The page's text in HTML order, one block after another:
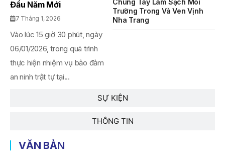
SỰ KIỆN
THÔNG TIN
Đầu Năm Mới
7 Tháng 1, 2026
Vào lúc 15 giờ 30 phút, ngày
06/01/2026, trong quá trình
thực hiện nhiệm vụ bảo đảm
an ninh trật tự tại...
Chung Tay Làm Sạch Môi
Trường Trong Và Ven Vịnh
Nha Trang
VĂN BẢN
Chức Đấu Giá Tài Sản Đối Với Mô Tô Nước Cứu Hộ VNT 01
THÔNG BÁO Số 706/TB-VNT: Kết Quả Lựa Chọn Đơn Vị Tổ
Chức Đấu Giá Tài Sản Đối Với Ca Nô 200CV VNT 02 Biển
Số KH-0387
Thông Báo Số 641/TB-VNT Ngày 18/05/2026 Của Ban
NỘI QUY BẾN THỦY NỘI ĐỊA HÒN MUN